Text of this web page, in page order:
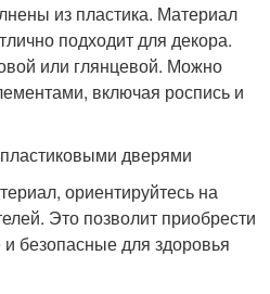
из пластика. Материал
подходит для декора.
или глянцевой. Можно
включая роспись и
дверями
ориентируйтесь на
Это позволит приобрести
безопасные для здоровья